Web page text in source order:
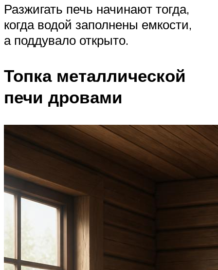
Разжигать печь начинают тогда,
когда водой заполнены емкости,
а поддувало открыто.
Топка металлической
печи дровами